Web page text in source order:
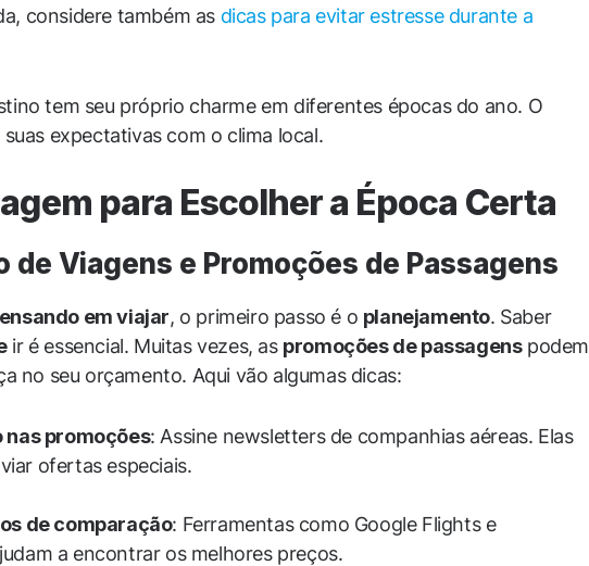
considere também as dicas para evitar estresse durante a
tem seu próprio charme em diferentes épocas do ano. O
expectativas com o clima local.
para Escolher a Época Certa
de Viagens e Promoções de Passagens
em viajar, o primeiro passo é o planejamento. Saber
ir é essencial. Muitas vezes, as promoções de passagenspodem
no seu orçamento. Aqui vão algumas dicas:
nas promoções: Assine newsletters de companhias aéreas. Elas
ofertas especiais.
de comparação: Ferramentas como Google Flights e
a encontrar os melhores preços.